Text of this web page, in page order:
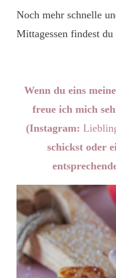
Noch mehr schnelle
Mittagessen findest du
Wenn du eins
freue ich mich
(Instagram:
schickst oder